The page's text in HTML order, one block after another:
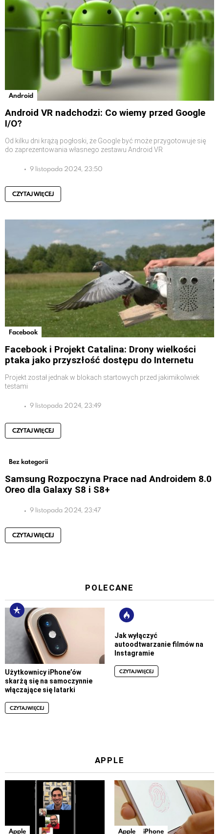
Android
Android VR nadchodzi: Co wiemy przed Google
I/O?
Od kilku dni krążą pogłoski, że Google być może przygotowuje się
do zaprezentowania własnego zestawu Android VR
9 listopada 2024, 23:50
CZYTAJ WIĘCEJ
Facebook
Facebook i Projekt Catalina: Drony wielkości
ptaka jako przyszłość dostępu do Internetu
Projekt został jednak w blokach startowych przed jakimikolwiek
testami
9 listopada 2024, 23:49
CZYTAJ WIĘCEJ
Bez kategorii
Samsung Rozpoczyna Prace nad Androidem 8.0
Oreo dla Galaxy S8 i S8+
9 listopada 2024, 23:47
CZYTAJ WIĘCEJ
POLECANE
Użytkownicy iPhone’ów
skarżą się na samoczynnie
włączające się latarki
CZYTAJ WIĘCEJ
Jak wyłączyć
autoodtwarzanie filmów na
Instagramie
CZYTAJ WIĘCEJ
APPLE
Apple Apple iPhone